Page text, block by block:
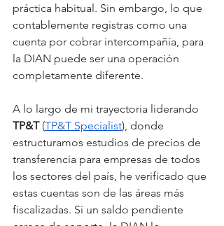
práctica habitual. Sin embargo, lo que
contablemente registras como una
cuenta por cobrar intercompañía, para
la DIAN puede ser una operación
completamente diferente.
A lo largo de mi trayectoria liderando
TP&T (TP&T Specialist), donde
estructuramos estudios de precios de
transferencia para empresas de todos
los sectores del país, he verificado que
estas cuentas son de las áreas más
fiscalizadas. Si un saldo pendiente